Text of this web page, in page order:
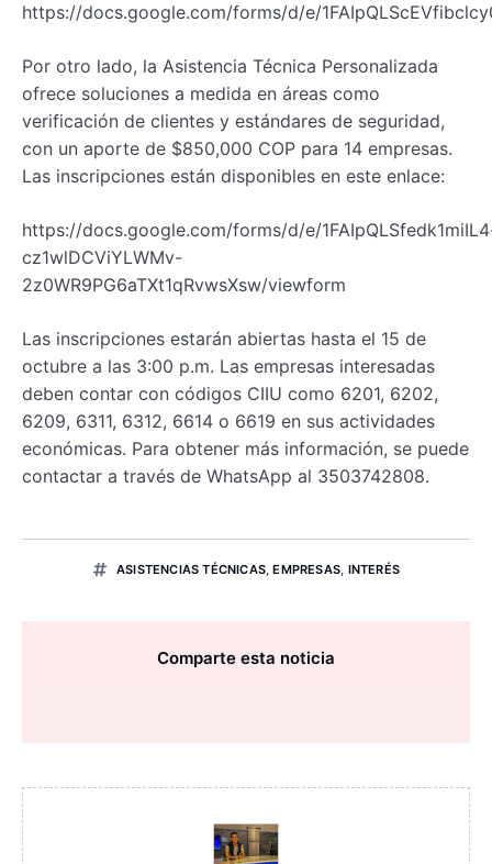
https://docs.google.com/forms/d/e/
Por otro lado, la Asistencia Técnica Personalizada
ofrece soluciones a medida en áreas como
verificación de clientes y estándares de seguridad,
con un aporte de $850,000 COP para 14 empresas.
Las inscripciones están disponibles en este enlace:
https://docs.google.com/forms/d/e/
cz1wlDCViYLWMv-
2z0WR9PG6aTXt1qRvwsXsw/viewform
Las inscripciones estarán abiertas hasta el 15 de
octubre a las 3:00 p.m. Las empresas interesadas
deben contar con códigos CIIU como 6201, 6202,
6209, 6311, 6312, 6614 o 6619 en sus actividades
económicas. Para obtener más información, se puede
contactar a través de WhatsApp al 3503742808.
ASISTENCIAS TÉCNICAS,EMPRESAS, INTERÉS
Comparte esta noticia